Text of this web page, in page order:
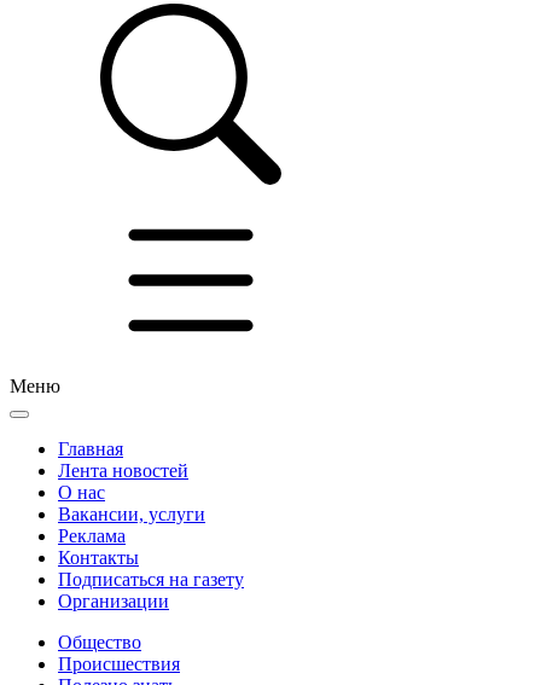
Меню
Главная
Лента новостей
О нас
Вакансии, услуги
Реклама
Контакты
Подписаться на газету
Организации
Общество
Происшествия